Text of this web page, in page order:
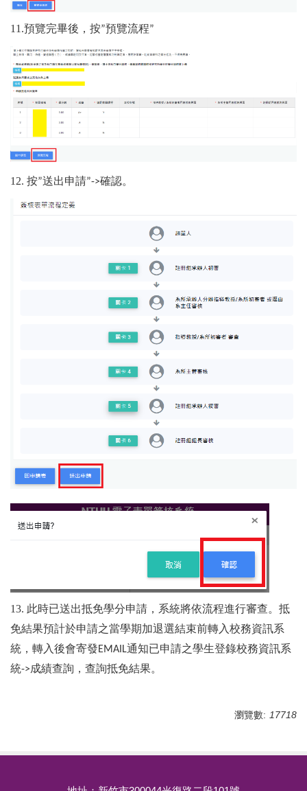
11.預覽完畢後，按”預覽流程”
12. 按”送出申請”->確認。
13. 此時已送出抵免學分申請，系統將依流程進行審查。抵
免結果預計於申請之當學期加退選結束前轉入校務資訊系
統，轉入後會寄發EMAIL通知已申請之學生登錄校務資訊系
統->成績查詢，查詢抵免結果。
瀏覽數: 17718